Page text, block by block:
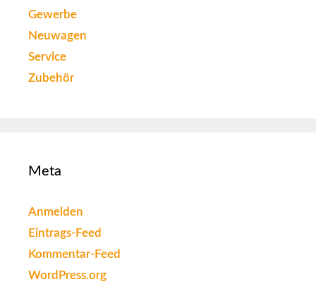
Gewerbe
Neuwagen
Service
Zubehör
Meta
Anmelden
Eintrags-Feed
Kommentar-Feed
WordPress.org